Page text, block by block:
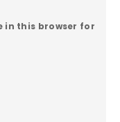
in this browser for